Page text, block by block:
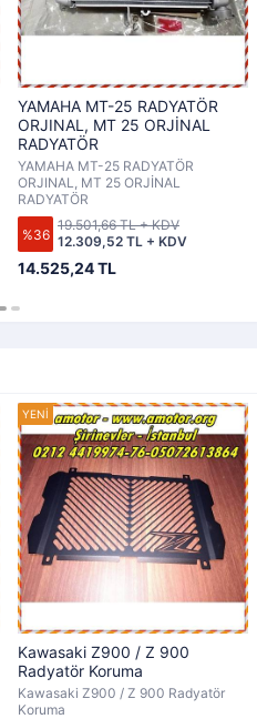
YAMAHA MT-25 RADYATÖR
ORJINAL, MT 25 ORJİNAL
RADYATÖR
YAMAHA MT-25 RADYATÖR
ORJINAL, MT 25 ORJİNAL
RADYATÖR
%36
14.525,24 TL
12.309,52 TL + KDV
19.501,66 TL + KDV
Kawasaki Z900 / Z 900
Radyatör Koruma
Kawasaki Z900 / Z 900 Radyatör
Koruma